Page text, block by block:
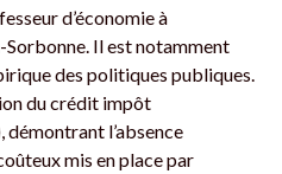
d’économie à
Sorbonne. Il est notamment
des politiques publiques.
du crédit impôt
l’absence
mis en place par